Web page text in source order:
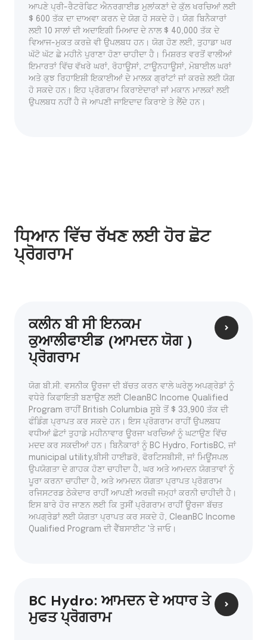
ਆਪਣੇ ਪ੍ਰੀ-ਰੈਟਰੋਫਿਟ ਐਨਰਗਾਈਡ ਮੁਲਾਂਕਣਾਂ ਦੇ ਕੁੱਲ ਖਰਚਿਆਂ ਲਈ
$ 600 ਤੱਕ ਦਾ ਦਾਅਵਾ ਕਰਨ ਦੇ ਯੋਗ ਹੋ ਸਕਦੇ ਹੋ। ਯੋਗ ਬਿਨੈਕਾਰਾਂ
ਲਈ 10 ਸਾਲਾਂ ਦੀ ਅਦਾਇਗੀ ਮਿਆਦ ਦੇ ਨਾਲ $ 40,000 ਤੱਕ ਦੇ
ਵਿਆਜ-ਮੁਕਤ ਕਰਜ਼ੇ ਵੀ ਉਪਲਬਧ ਹਨ। ਯੋਗ ਹੋਣ ਲਈ, ਤੁਹਾਡਾ ਘਰ
ਘੱਟੋ ਘੱਟ ਛੇ ਮਹੀਨੇ ਪੁਰਾਣਾ ਹੋਣਾ ਚਾਹੀਦਾ ਹੈ। ਮਿਸ਼ਰਤ ਵਰਤੋਂ ਵਾਲੀਆਂ
ਇਮਾਰਤਾਂ ਵਿੱਚ ਵੱਖਰੇ ਘਰਾਂ, ਰੋਹਾਊਸਾਂ, ਟਾਊਨਹਾਊਸਾਂ, ਮੋਬਾਈਲ ਘਰਾਂ
ਅਤੇ ਕੁਝ ਰਿਹਾਇਸ਼ੀ ਇਕਾਈਆਂ ਦੇ ਮਾਲਕ ਗ੍ਰਾਂਟਾਂ ਜਾਂ ਕਰਜ਼ੇ ਲਈ ਯੋਗ
ਹੋ ਸਕਦੇ ਹਨ। ਇਹ ਪ੍ਰੋਗਰਾਮ ਕਿਰਾਏਦਾਰਾਂ ਜਾਂ ਮਕਾਨ ਮਾਲਕਾਂ ਲਈ
ਉਪਲਬਧ ਨਹੀਂ ਹੈ ਜੋ ਆਪਣੀ ਜਾਇਦਾਦ ਕਿਰਾਏ ਤੇ ਲੈਂਦੇ ਹਨ।
ਧਿਆਨ ਵਿੱਚ ਰੱਖਣ ਲਈ ਹੋਰ ਛੋਟ
ਪ੍ਰੋਗਰਾਮ
ਕਲੀਨ ਬੀ ਸੀ ਇਨਕਮ
ਕੁਆਲੀਫਾਈਡ (ਆਮਦਨ ਯੋਗ )
ਪ੍ਰੋਗਰਾਮ
ਯੋਗ ਬੀ.ਸੀ. ਵਸਨੀਕ ਊਰਜਾ ਦੀ ਬੱਚਤ ਕਰਨ ਵਾਲੇ ਘਰੇਲੂ ਅਪਗ੍ਰੇਡਾਂ ਨੂੰ
ਵਧੇਰੇ ਕਿਫਾਇਤੀ ਬਣਾਉਣ ਲਈ CleanBC Income Qualified
Program ਰਾਹੀਂ British Columbia ਸੂਬੇ ਤੋਂ $ 33,900 ਤੱਕ ਦੀ
ਫੰਡਿੰਗ ਪ੍ਰਾਪਤ ਕਰ ਸਕਦੇ ਹਨ। ਇਸ ਪ੍ਰੋਗਰਾਮ ਰਾਹੀਂ ਉਪਲਬਧ
ਵਧੀਆਂ ਛੋਟਾਂ ਤੁਹਾਡੇ ਮਹੀਨਾਵਾਰ ਊਰਜਾ ਖਰਚਿਆਂ ਨੂੰ ਘਟਾਉਣ ਵਿੱਚ
ਮਦਦ ਕਰ ਸਕਦੀਆਂ ਹਨ। ਬਿਨੈਕਾਰਾਂ ਨੂੰ BC Hydro, FortisBC, ਜਾਂ
municipal utility,ਬੀਸੀ ਹਾਈਡਰੋ, ਫੋਰਟਿਸਬੀਸੀ, ਜਾਂ ਮਿਊਂਸਪਲ
ਉਪਯੋਗਤਾ ਦੇ ਗਾਹਕ ਹੋਣਾ ਚਾਹੀਦਾ ਹੈ, ਘਰ ਅਤੇ ਆਮਦਨ ਯੋਗਤਾਵਾਂ ਨੂੰ
ਪੂਰਾ ਕਰਨਾ ਚਾਹੀਦਾ ਹੈ, ਅਤੇ ਆਮਦਨ ਯੋਗਤਾ ਪ੍ਰਾਪਤ ਪ੍ਰੋਗਰਾਮ
ਰਜਿਸਟਰਡ ਠੇਕੇਦਾਰ ਰਾਹੀਂ ਆਪਣੀ ਅਰਜ਼ੀ ਜਮ੍ਹਾਂ ਕਰਨੀ ਚਾਹੀਦੀ ਹੈ।
ਇਸ ਬਾਰੇ ਹੋਰ ਜਾਣਨ ਲਈ ਕਿ ਤੁਸੀਂ ਪ੍ਰੋਗਰਾਮ ਰਾਹੀਂ ਊਰਜਾ ਬੱਚਤ
ਅਪਗ੍ਰੇਡਾਂ ਲਈ ਯੋਗਤਾ ਪ੍ਰਾਪਤ ਕਰ ਸਕਦੇ ਹੋ, CleanBC Income
Qualified Program ਦੀ ਵੈੱਬਸਾਈਟ 'ਤੇ ਜਾਓ।
BC Hydro: ਆਮਦਨ ਦੇ ਅਧਾਰ ਤੇ
ਮੁਫਤ ਪ੍ਰੋਗਰਾਮ